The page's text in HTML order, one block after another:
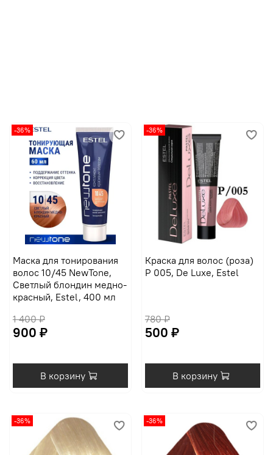
-36%
Маска для тонирования
волос 10/45 NewTone,
Светлый блондин медно-
красный, Estel, 400 мл
1 400 ₽
900 ₽
В корзину
-36%
Краска для волос (роза)
P 005, De Luxe, Estel
780 ₽
500 ₽
В корзину
-36% -36%